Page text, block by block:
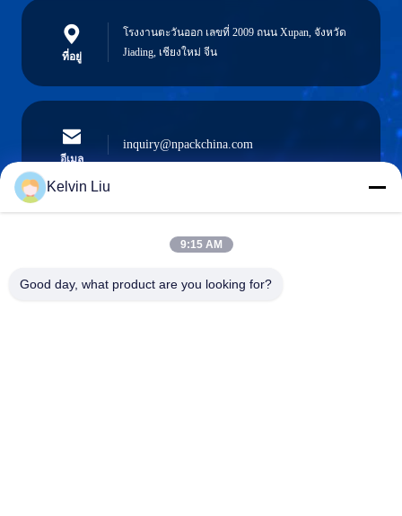
ที่อยู่
โรงงานตะวันออก เลขที่ 2009 ถนน Xupan, จังหวัด
Jiading, เชียงใหม่ จีน
อีเมล
inquiry@npackchina.com
0086-21-66035560
Kelvin Liu
9:15 AM
Good day, what product are you looking for?